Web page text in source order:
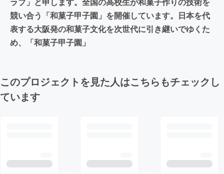
競い合う「和菓子甲子園」を開催しています。日本を代
表する大阪発の和菓子文化を次世代に引き継いでゆくた
め、「和菓子甲子園」
このプロジェクトを見た人はこちらもチェックし
ています